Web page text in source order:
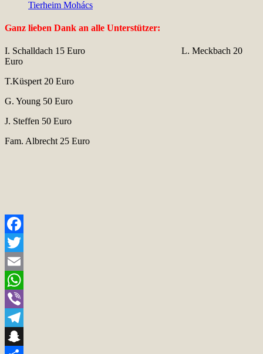
Tierheim Mohács
Ganz lieben Dank an alle Unterstützer:
I. Schalldach 15 Euro L. Meckbach 20
Euro
T.Küspert 20 Euro
G. Young 50 Euro
J. Steffen 50 Euro
Fam. Albrecht 25 Euro
Facebook
Twitter
Email
WhatsApp
Viber
Telegram